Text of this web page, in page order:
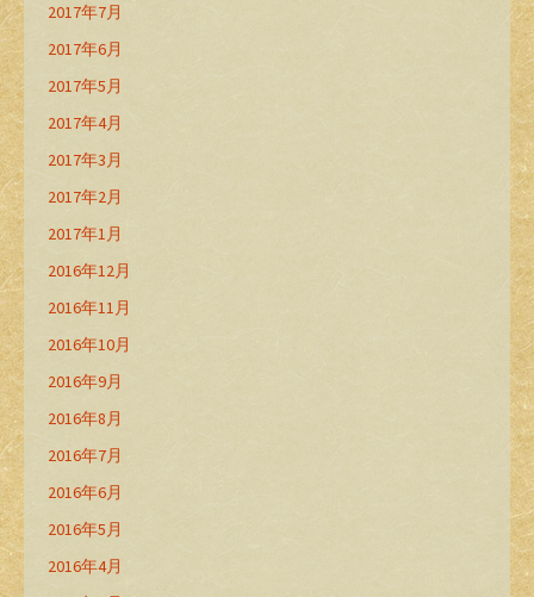
2017年7月
2017年6月
2017年5月
2017年4月
2017年3月
2017年2月
2017年1月
2016年12月
2016年11月
2016年10月
2016年9月
2016年8月
2016年7月
2016年6月
2016年5月
2016年4月